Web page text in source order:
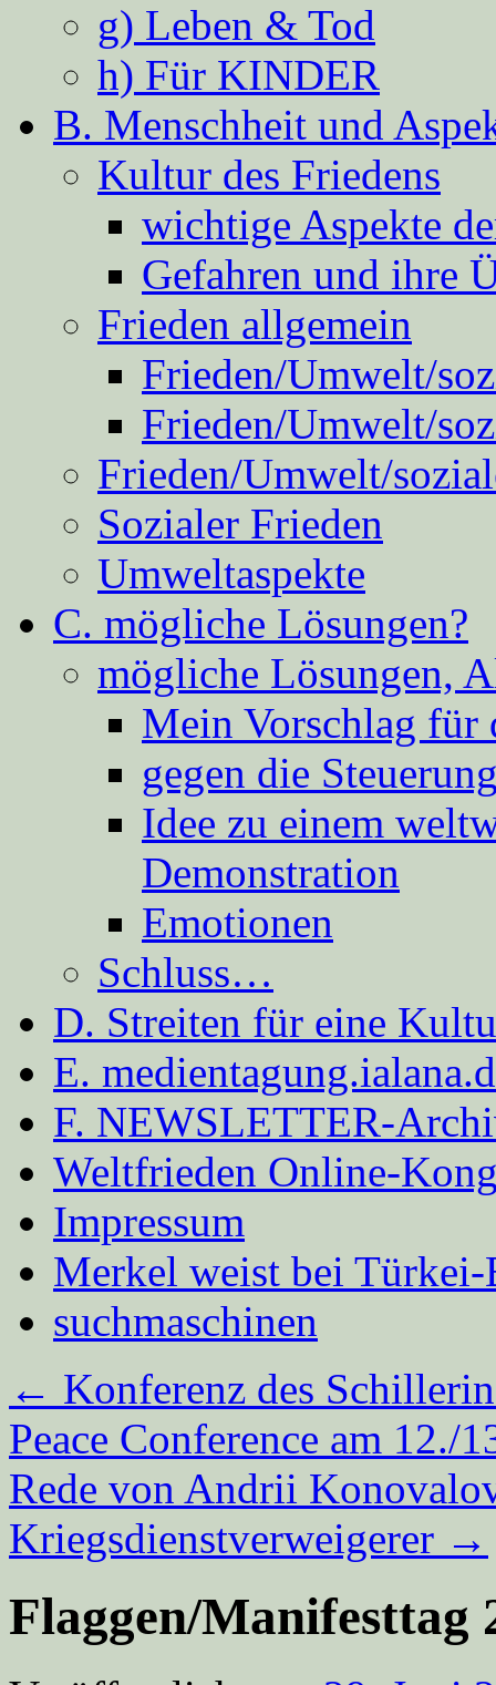
g) Leben & Tod
h) Für KINDER
B. Menschheit und
Kultur des Friedens
wichtige Aspekte
Gefahren und ihre
Frieden allgemein
Frieden/Umwelt/
Frieden/Umwelt/
Frieden/Umwelt/
Sozialer Frieden
Umweltaspekte
C. mögliche Lösungen?
mögliche Lösungen,
Mein Vorschlag für
gegen die
Idee zu einem
Demonstration
Emotionen
Schluss…
D. Streiten für eine
E.
F. NEWSLETTER-
Weltfrieden Online-
Impressum
Merkel weist bei
suchmaschinen
← Konferenz des
Peace Conference am
Rede von Andrii
Kriegsdienstverweigerer →
Flaggen/Manifesttag